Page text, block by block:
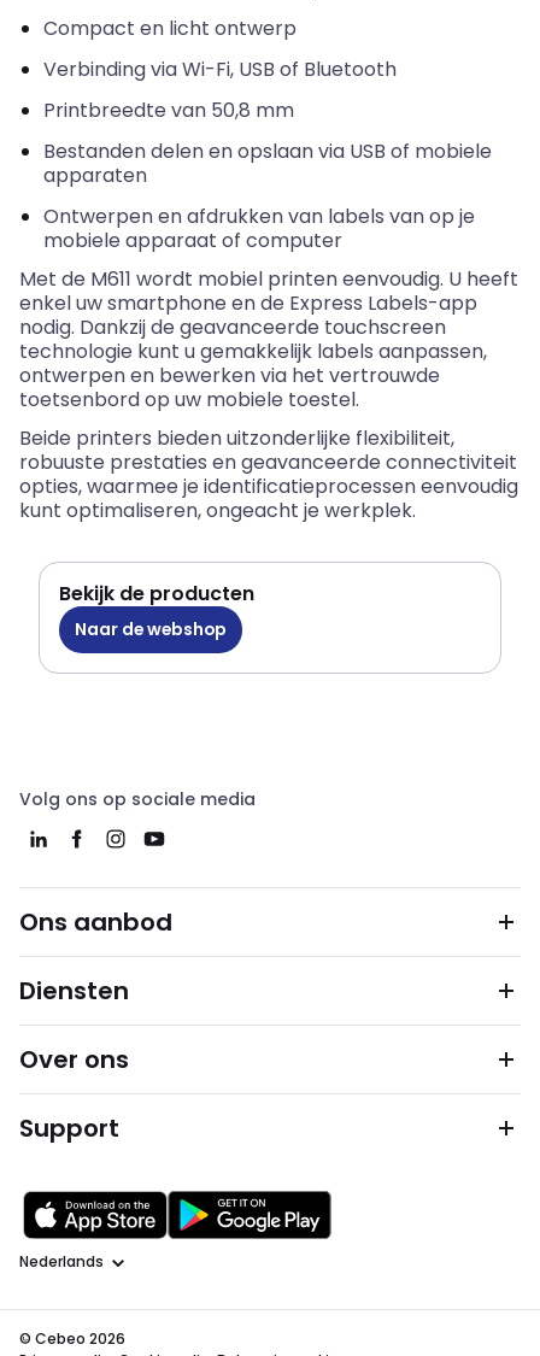
Compact en licht ontwerp
Verbindingvia Wi-Fi, USB of Bluetooth
Printbreedte van 50,8 mm
Bestandendelenenopslaanvia USB of mobiele
apparaten
Ontwerpenenafdrukkenvan labels van op je
mobiele apparaat of computer
Met de M611 wordt mobiel printeneenvoudig. U heeft
enkeluwsmartphone ende Express Labels-app
nodig. Dankzijde geavanceerde touchscreen
technologie kunt ugemakkelijk labels aanpassen,
ontwerpenen bewerkenvia het vertrouwde
toetsenbordop uw mobiele toestel.
Beide printers biedenuitzonderlijke flexibiliteit,
robuuste prestaties engeavanceerde connectiviteit
opties,waarmee je identificatieprocesseneenvoudig
kunt optimaliseren,ongeacht je werkplek.
Bekijk de producten
Naar de webshop
Volg ons op sociale media
Ons aanbod
Diensten
Over ons
Support
Taal
© Cebeo 2026